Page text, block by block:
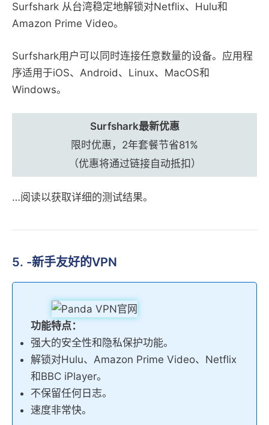
Surfshark 从台湾稳定地解锁对Netflix、Hulu和
Amazon Prime Video。
Surfshark用户可以同时连接任意数量的设备。应用程
序适用于iOS、Android、Linux、MacOS和
Windows。
Surfshark最新优惠
限时优惠，2年套餐节省81%
（优惠将通过链接自动抵扣）
…阅读以获取详细的测试结果。
5. -新手友好的VPN
功能特点：
强大的安全性和隐私保护功能。
解锁对Hulu、Amazon Prime Video、Netflix
和BBC iPlayer。
不保留任何日志。
速度非常快。